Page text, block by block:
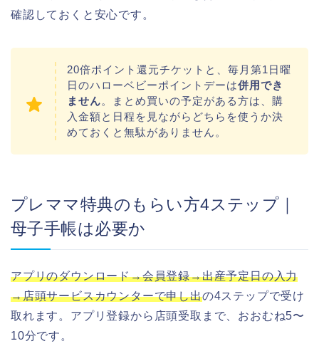
確認しておくと安心です。
20倍ポイント還元チケットと、毎月第1日曜
日のハローベビーポイントデーは併用でき
ません。まとめ買いの予定がある方は、購
入金額と日程を見ながらどちらを使うか決
めておくと無駄がありません。
プレママ特典のもらい方4ステップ｜
母子手帳は必要か
アプリのダウンロード→会員登録→出産予定日の入力
→店頭サービスカウンターで申し出の4ステップで受け
取れます。アプリ登録から店頭受取まで、おおむね5〜
10分です。